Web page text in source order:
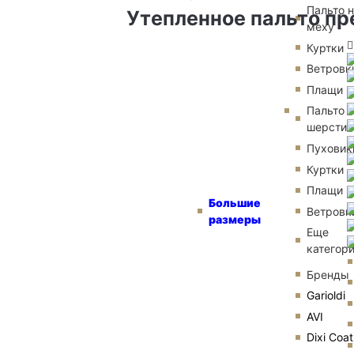
Большие
размеры
Пальто
меху
Куртки
Плащи
Пальто
шерсти
Куртки
Плащи
Еще
Бренды
Garioldi
AVI
Dixi Coat
Утепленное пальто